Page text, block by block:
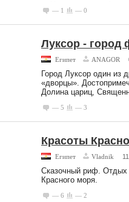
— 1 — 0
Луксор - город
Египет ANAGOR
Город Луксор один из
«дворцы».
Долина цариц,
— 5 — 3
Красоты
Египет Vladnik
Сказочный риф.
Красного моря.
— 6 — 2